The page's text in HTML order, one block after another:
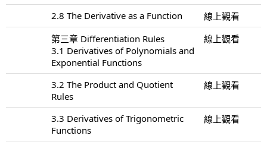
2.8 The Derivative as a Function
線上觀看
第三章 Differentiation Rules
3.1 Derivatives of Polynomials and
Exponential Functions
線上觀看
3.2 The Product and Quotient
Rules
線上觀看
3.3 Derivatives of Trigonometric
Functions
線上觀看